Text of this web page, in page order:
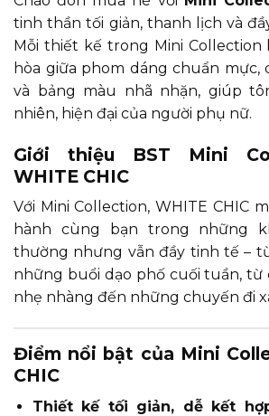
tinh thần tối giản, thanh lịch và
Mỗi thiết kế trong Mini Collection
hòa giữa phom dáng chuẩn mực,
và bảng màu nhã nhặn, giúp
nhiên, hiện đại của người phụ nữ.
Giới thiệu BST Mini
WHITE CHIC
Với Mini Collection, WHITE CHIC
hành cùng bạn trong những
thường nhưng vẫn đầy tinh tế –
những buổi dạo phố cuối tuần, từ
nhẹ nhàng đến những chuyến đi
Điểm nổi bật của Mini
CHIC
Thiết kế tối giản, dễ kết